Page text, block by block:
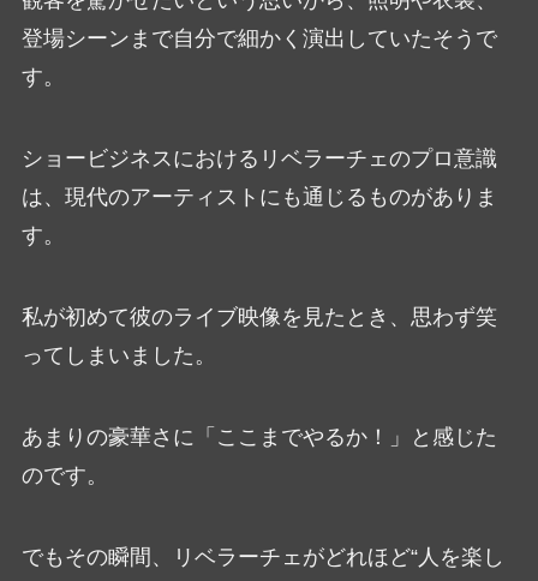
登場シーンまで自分で細かく演出していたそうで
す。
ショービジネスにおけるリベラーチェのプロ意識
は、現代のアーティストにも通じるものがありま
す。
私が初めて彼のライブ映像を見たとき、思わず笑
ってしまいました。
あまりの豪華さに「ここまでやるか！」と感じた
のです。
でもその瞬間、リベラーチェがどれほど“人を楽し